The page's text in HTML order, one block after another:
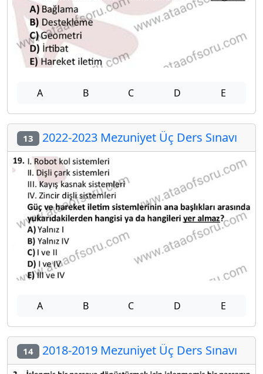
A B C D E
13 2022-2023 Mezuniyet Üç Ders Sınavı
A B C D E
14 2018-2019 Mezuniyet Üç Ders Sınavı